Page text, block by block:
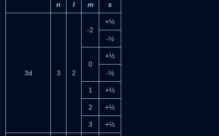
n l m s
3d 3 2
-2
+½
-½
0
+½
-½
1 +½
2 +½
3 +½